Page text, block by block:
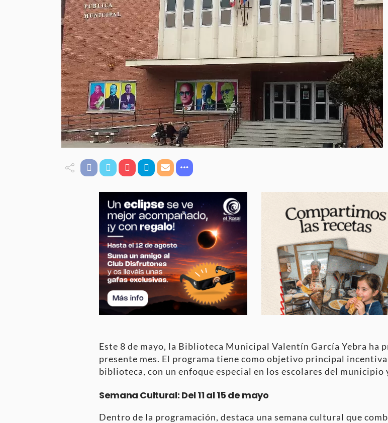
Este 8 de mayo, la Biblioteca Municipal Valentín García Yebra ha
presente mes. El programa tiene como objetivo principal
biblioteca, con un enfoque especial en los escolares del
Semana Cultural: Del 11 al 15 de mayo
Dentro de la programación, destaca una semana cultural que